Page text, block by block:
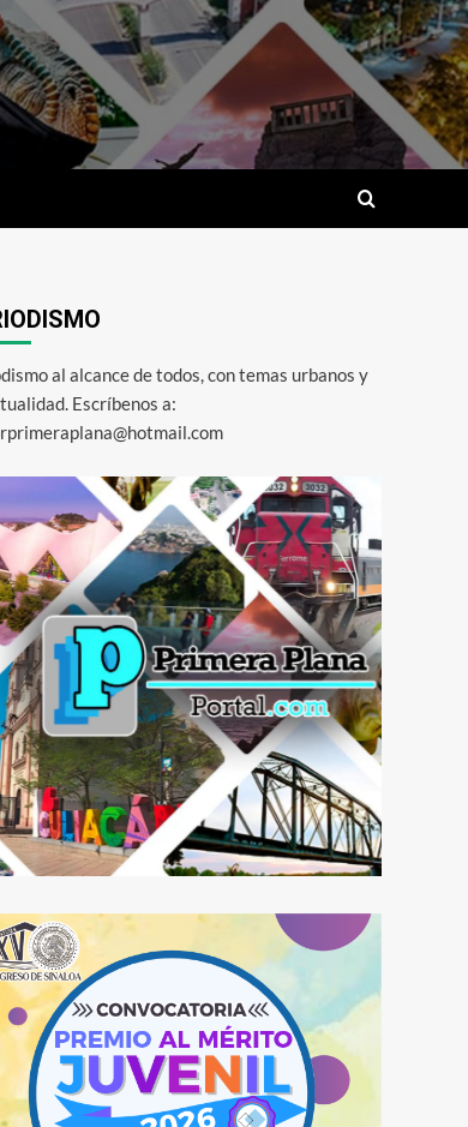
al alcance de todos, con temas urbanos y
Escríbenos a: